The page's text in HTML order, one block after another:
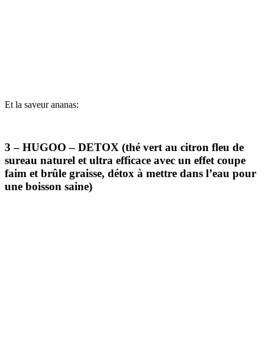
Et la saveur ananas:
3 – HUGOO – DETOX (thé vert au citron fleu de
sureau naturel et ultra efficace avec un effet coupe
faim et brûle graisse, détox à mettre dans l’eau pour
une boisson saine)